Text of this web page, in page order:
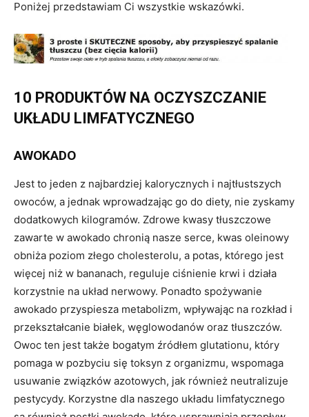
Poniżej przedstawiam Ci wszystkie wskazówki.
10 PRODUKTÓW NA OCZYSZCZANIE
UKŁADU LIMFATYCZNEGO
AWOKADO
Jest to jeden z najbardziej kalorycznych i najtłustszych
owoców, a jednak wprowadzając go do diety, nie zyskamy
dodatkowych kilogramów. Zdrowe kwasy tłuszczowe
zawarte w awokado chronią nasze serce, kwas oleinowy
obniża poziom złego cholesterolu, a potas, którego jest
więcej niż w bananach, reguluje ciśnienie krwi i działa
korzystnie na układ nerwowy. Ponadto spożywanie
awokado przyspiesza metabolizm, wpływając na rozkład i
przekształcanie białek, węglowodanów oraz tłuszczów.
Owoc ten jest także bogatym źródłem glutationu, który
pomaga w pozbyciu się toksyn z organizmu, wspomaga
usuwanie związków azotowych, jak również neutralizuje
pestycydy. Korzystne dla naszego układu limfatycznego